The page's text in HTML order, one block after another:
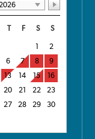
T F S S
1
2
6 7 8
9
13 14 15
16
20 21 22
23
27 28 29
30